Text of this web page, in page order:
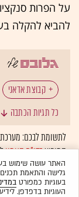
על הפרות
להביא להקלה
קבוצת אדאני
משרד האוצר
אנרגיה
כל תגיות הכתבה
לתשומת לבכם: מערכת
המופיעבדו"ח האמון
בלתי הולם אחר
גלישה והתאמת
בעוגיות כמפורט
העוגיות בדפדפן.